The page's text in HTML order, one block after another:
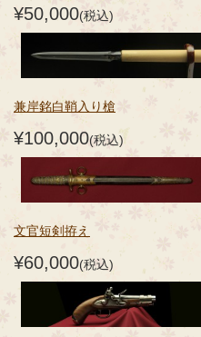
¥50,000(税込)
兼岸銘白鞘入り槍
¥100,000(税込)
文官短剣拵え
¥60,000(税込)